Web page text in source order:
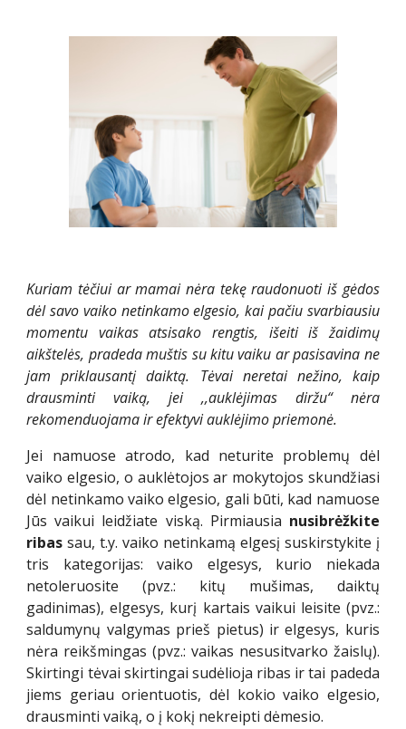
Kuriam tėčiui ar mamai nėra tekę raudonuoti iš gėdos
dėl savo vaiko netinkamo elgesio, kai pačiu svarbiausiu
momentu vaikas atsisako rengtis, išeiti iš žaidimų
aikštelės, pradeda muštis su kitu vaiku ar pasisavina ne
jam priklausantį daiktą. Tėvai neretai nežino, kaip
drausminti vaiką, jei ,,auklėjimas diržu“ nėra
rekomenduojama ir efektyvi auklėjimo priemonė.
Jei namuose atrodo, kad neturite problemų dėl
vaiko elgesio, o auklėtojos ar mokytojos skundžiasi
dėl netinkamo vaiko elgesio, gali būti, kad namuose
Jūs vaikui leidžiate viską. Pirmiausia nusibrėžkite
ribas sau, t.y. vaiko netinkamą elgesį suskirstykite į
tris kategorijas: vaiko elgesys, kurio niekada
netoleruosite (pvz.: kitų mušimas, daiktų
gadinimas), elgesys, kurį kartais vaikui leisite (pvz.:
saldumynų valgymas prieš pietus) ir elgesys, kuris
nėra reikšmingas (pvz.: vaikas nesusitvarko žaislų).
Skirtingi tėvai skirtingai sudėlioja ribas ir tai padeda
jiems geriau orientuotis, dėl kokio vaiko elgesio,
drausminti vaiką, o į kokį nekreipti dėmesio.